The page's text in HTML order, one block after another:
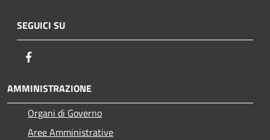
SEGUICI SU
AMMINISTRAZIONE
Organi di Governo
Aree Amministrative